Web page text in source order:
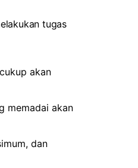
tugas
akan
memadai akan
dan